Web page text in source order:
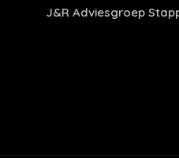
J&R Adviesgroep